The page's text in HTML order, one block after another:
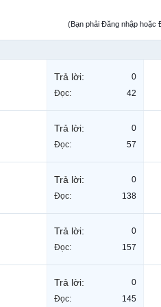
(Bạn phải Đăng nhập hoặc
Trả lời:
0
Đọc:
42
Trả lời:
0
Đọc:
57
Trả lời:
0
Đọc:
138
Trả lời:
0
Đọc:
157
Trả lời:
0
Đọc:
145